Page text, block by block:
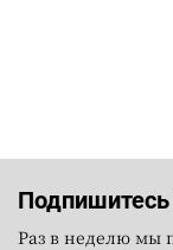
Раз в неделю мы